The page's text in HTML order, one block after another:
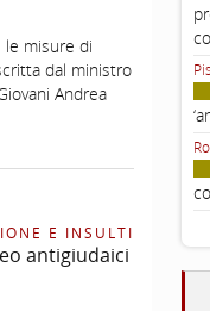
le misure di
dal ministro
Andrea
E INSULTI
antigiudaici